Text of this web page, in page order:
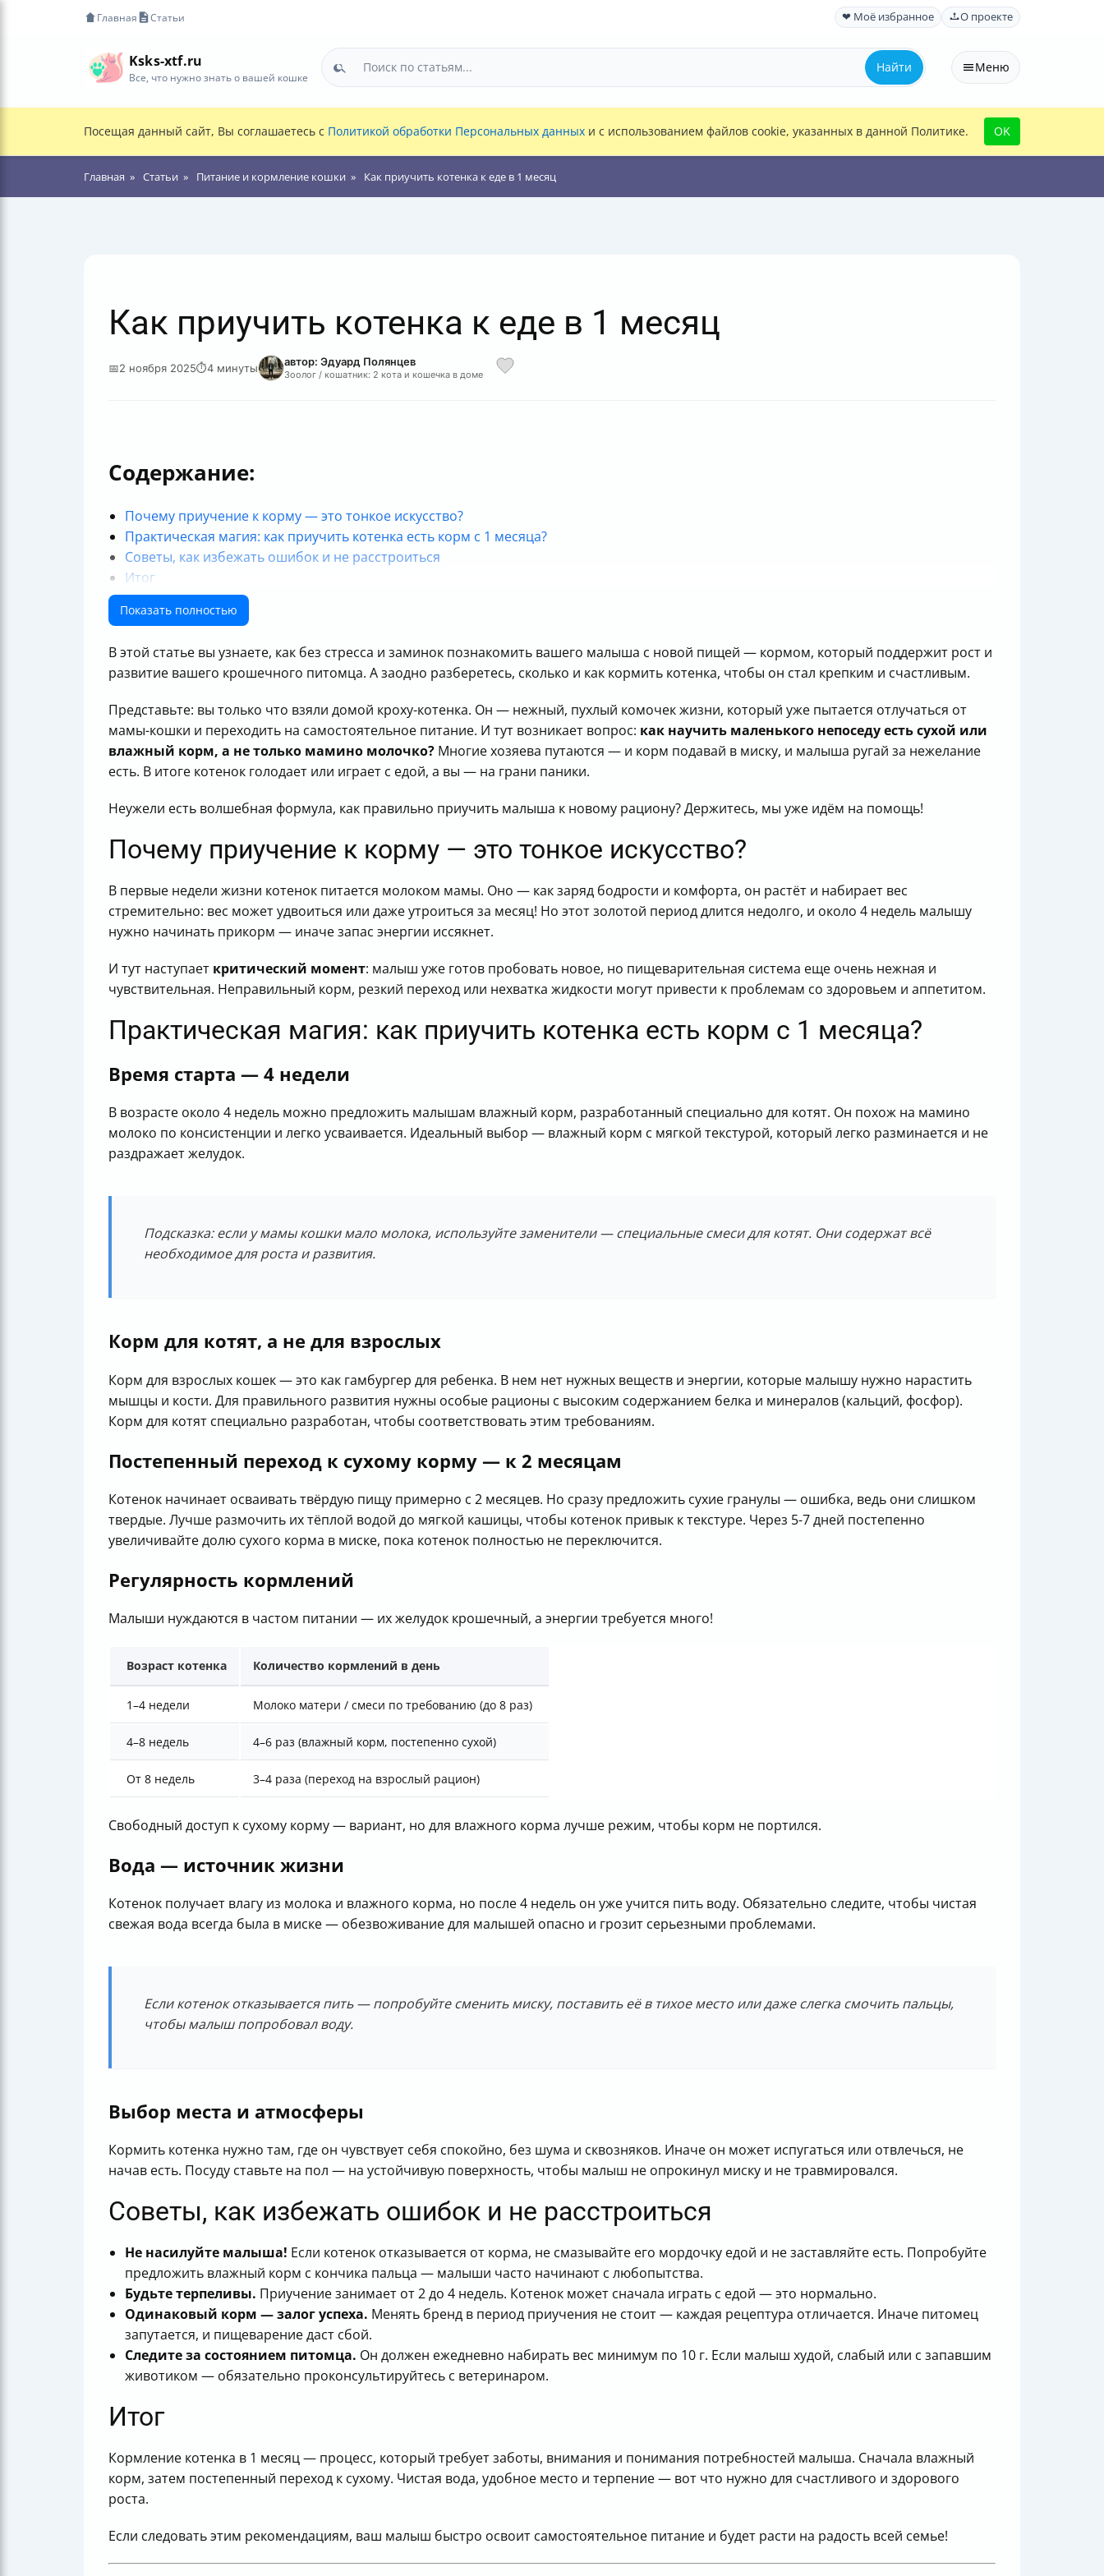
Главная Статьи ❤ Моё избранное О проекте
Ksks-xtf.ru
Все, что нужно знать о вашей кошке
Найти Меню
Посещая данный сайт, Вы соглашаетесь с Политикой обработки Персональных данных и с использованием файлов cookie, указанных в данной Политике. OK
Главная Статьи Питание и кормление кошки Как приучить котенка к еде в 1 месяц
Как приучить котенка к еде в 1 месяц
📅2 ноября 2025⏱4 минуты автор: Эдуард Полянцев
Зоолог / кошатник: 2 кота и кошечка в доме
Содержание:
Почему приучение к корму — это тонкое искусство?
Практическая магия: как приучить котенка есть корм с 1 месяца?
Советы, как избежать ошибок и не расстроиться
Итог
Полезные ссылки
Показать полностью
В этой статье вы узнаете, как без стресса и заминок познакомить вашего малыша с новой пищей — кормом, который поддержит рост и
развитие вашего крошечного питомца. А заодно разберетесь, сколько и как кормить котенка, чтобы он стал крепким и счастливым.
Представьте: вы только что взяли домой кроху-котенка. Он — нежный, пухлый комочек жизни, который уже пытается отлучаться от
мамы-кошки и переходить на самостоятельное питание. И тут возникает вопрос: как научить маленького непоседу есть сухой или
влажный корм, а не только мамино молочко? Многие хозяева путаются — и корм подавай в миску, и малыша ругай за нежелание
есть. В итоге котенок голодает или играет с едой, а вы — на грани паники.
Неужели есть волшебная формула, как правильно приучить малыша к новому рациону? Держитесь, мы уже идём на помощь!
Почему приучение к корму — это тонкое искусство?
В первые недели жизни котенок питается молоком мамы. Оно — как заряд бодрости и комфорта, он растёт и набирает вес
стремительно: вес может удвоиться или даже утроиться за месяц! Но этот золотой период длится недолго, и около 4 недель малышу
нужно начинать прикорм — иначе запас энергии иссякнет.
И тут наступает критический момент: малыш уже готов пробовать новое, но пищеварительная система еще очень нежная и
чувствительная. Неправильный корм, резкий переход или нехватка жидкости могут привести к проблемам со здоровьем и аппетитом.
Практическая магия: как приучить котенка есть корм с 1 месяца?
Время старта — 4 недели
В возрасте около 4 недель можно предложить малышам влажный корм, разработанный специально для котят. Он похож на мамино
молоко по консистенции и легко усваивается. Идеальный выбор — влажный корм с мягкой текстурой, который легко разминается и не
раздражает желудок.
Подсказка: если у мамы кошки мало молока, используйте заменители — специальные смеси для котят. Они содержат всё
необходимое для роста и развития.
Корм для котят, а не для взрослых
Корм для взрослых кошек — это как гамбургер для ребенка. В нем нет нужных веществ и энергии, которые малышу нужно нарастить
мышцы и кости. Для правильного развития нужны особые рационы с высоким содержанием белка и минералов (кальций, фосфор).
Корм для котят специально разработан, чтобы соответствовать этим требованиям.
Постепенный переход к сухому корму — к 2 месяцам
Котенок начинает осваивать твёрдую пищу примерно с 2 месяцев. Но сразу предложить сухие гранулы — ошибка, ведь они слишком
твердые. Лучше размочить их тёплой водой до мягкой кашицы, чтобы котенок привык к текстуре. Через 5-7 дней постепенно
увеличивайте долю сухого корма в миске, пока котенок полностью не переключится.
Регулярность кормлений
Малыши нуждаются в частом питании — их желудок крошечный, а энергии требуется много!
Возраст котенка Количество кормлений в день
1–4 недели Молоко матери / смеси по требованию (до 8 раз)
4–8 недель 4–6 раз (влажный корм, постепенно сухой)
От 8 недель 3–4 раза (переход на взрослый рацион)
Свободный доступ к сухому корму — вариант, но для влажного корма лучше режим, чтобы корм не портился.
Вода — источник жизни
Котенок получает влагу из молока и влажного корма, но после 4 недель он уже учится пить воду. Обязательно следите, чтобы чистая
свежая вода всегда была в миске — обезвоживание для малышей опасно и грозит серьезными проблемами.
Если котенок отказывается пить — попробуйте сменить миску, поставить её в тихое место или даже слегка смочить пальцы,
чтобы малыш попробовал воду.
Выбор места и атмосферы
Кормить котенка нужно там, где он чувствует себя спокойно, без шума и сквозняков. Иначе он может испугаться или отвлечься, не
начав есть. Посуду ставьте на пол — на устойчивую поверхность, чтобы малыш не опрокинул миску и не травмировался.
Советы, как избежать ошибок и не расстроиться
Не насилуйте малыша! Если котенок отказывается от корма, не смазывайте его мордочку едой и не заставляйте есть. Попробуйте
предложить влажный корм с кончика пальца — малыши часто начинают с любопытства.
Будьте терпеливы. Приучение занимает от 2 до 4 недель. Котенок может сначала играть с едой — это нормально.
Одинаковый корм — залог успеха. Менять бренд в период приучения не стоит — каждая рецептура отличается. Иначе питомец
запутается, и пищеварение даст сбой.
Следите за состоянием питомца. Он должен ежедневно набирать вес минимум по 10 г. Если малыш худой, слабый или с запавшим
животиком — обязательно проконсультируйтесь с ветеринаром.
Итог
Кормление котенка в 1 месяц — процесс, который требует заботы, внимания и понимания потребностей малыша. Сначала влажный
корм, затем постепенный переход к сухому. Чистая вода, удобное место и терпение — вот что нужно для счастливого и здорового
роста.
Если следовать этим рекомендациям, ваш малыш быстро освоит самостоятельное питание и будет расти на радость всей семье!